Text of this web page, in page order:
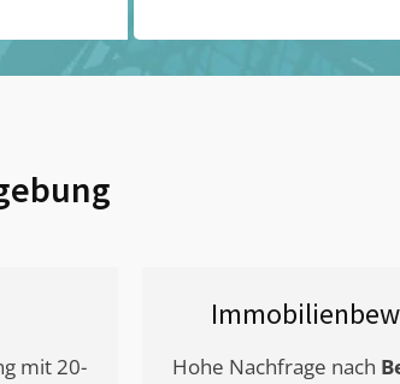
mit 20-
Hohe Nachfrage nach